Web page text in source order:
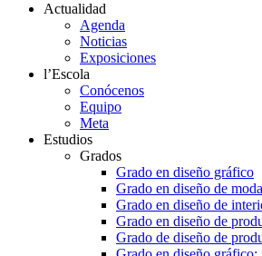
Actualidad
Agenda
Noticias
Exposiciones
l’Escola
Conócenos
Equipo
Meta
Estudios
Grados
Grado en diseño gráfico
Grado en diseño de moda
Grado en diseño de
Grado en diseño de
Grado de diseño de